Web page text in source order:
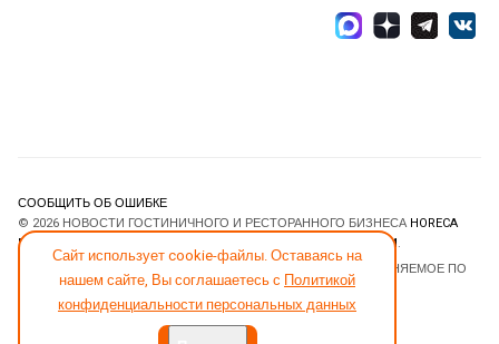
Сайт использует cookie-файлы. Оставаясь на
нашем сайте, Вы соглашаетесь с Политикой
конфиденциальности персональных данных
СООБЩИТЬ ОБ ОШИБКЕ
© 2026 НОВОСТИ ГОСТИНИЧНОГО И РЕСТОРАННОГО БИЗНЕСА HORECA
ESTATE
JOOMLART.COM.
- ПРОГРАММНОЕ ОБЕСПЕЧЕНИЕ, РАСПРОСТРАНЯЕМОЕ ПО
ЛИЦЕНЗИИGNU GENERAL PUBLIC LICENSE.